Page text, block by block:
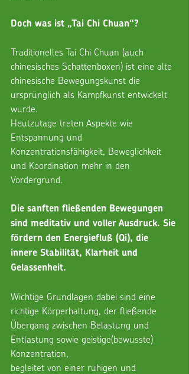
Doch was ist „Tai Chi Chuan“?
Traditionelles Tai Chi Chuan (auch
chinesisches Schattenboxen) ist eine alte
chinesische Bewegungskunst die
ursprünglich als Kampfkunst entwickelt
wurde.
Heutzutage treten Aspekte wie
Entspannung und
Konzentrationsfähigkeit, Beweglichkeit
und Koordination mehr in den
Vordergrund.
Die sanften fließenden Bewegungen
sind meditativ und voller Ausdruck. Sie
fördern den Energiefluß (Qi), die
innere Stabilität, Klarheit und
Gelassenheit.
Wichtige Grundlagen dabei sind eine
richtige Körperhaltung, der fließende
Übergang zwischen Belastung und
Entlastung sowie geistige(bewusste)
Konzentration,
begleitet von einer ruhigen und